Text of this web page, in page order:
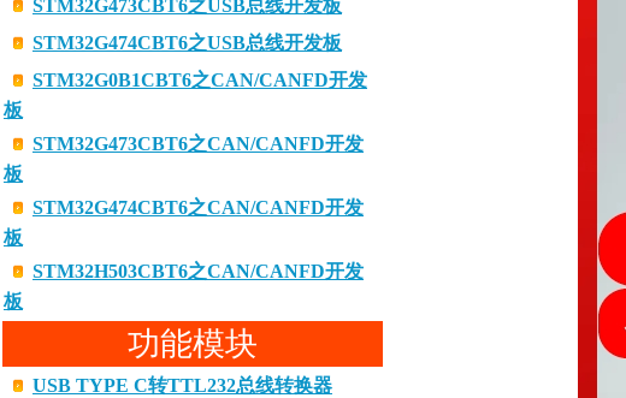
STM32G473CBT6之USB总线开发板
STM32G474CBT6之USB总线开发板
STM32G0B1CBT6之CAN/CANFD开发
板
STM32G473CBT6之CAN/CANFD开发
板
STM32G474CBT6之CAN/CANFD开发
板
STM32H503CBT6之CAN/CANFD开发
板
功能模块
USB TYPE C转TTL232总线转换器